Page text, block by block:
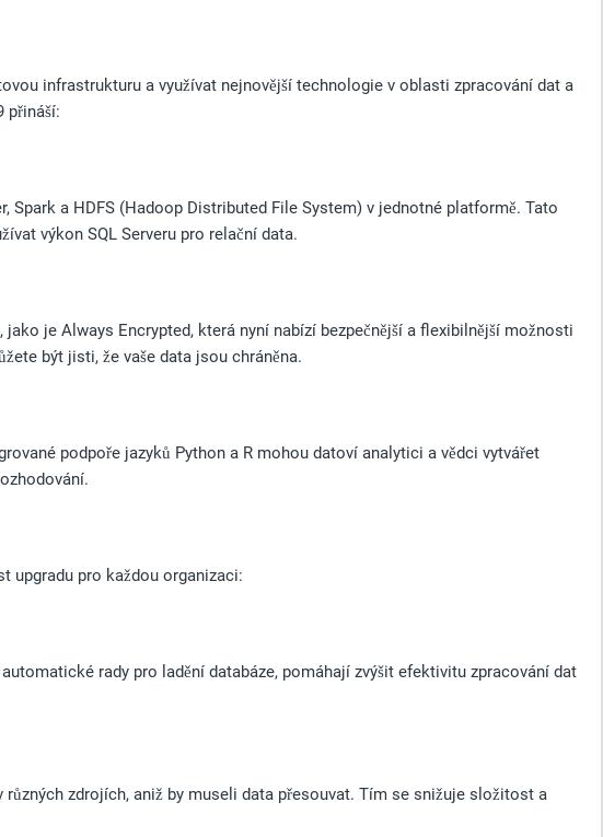
infrastrukturu a využívat nejnovější technologie v oblasti zpracování dat a
přináší:
Spark a HDFS (Hadoop Distributed File System) v jednotné platformě. Tato
výkon SQL Serveru pro relační data.
je Always Encrypted, která nyní nabízí bezpečnější a flexibilnější možnosti
být jisti, že vaše data jsou chráněna.
podpoře jazyků Python a R mohou datoví analytici a vědci vytvářet
upgradu pro každou organizaci:
rady pro ladění databáze, pomáhají zvýšit efektivitu zpracování dat
zdrojích, aniž by museli data přesouvat. Tím se snižuje složitost a